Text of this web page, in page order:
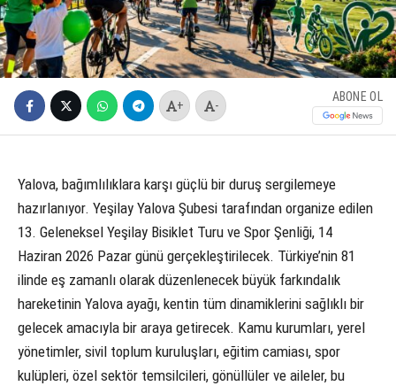
+ -
ABONE OL
Yalova, bağımlılıklara karşı güçlü bir duruş sergilemeye
hazırlanıyor. Yeşilay Yalova Şubesi tarafından organize edilen
13. Geleneksel Yeşilay Bisiklet Turu ve Spor Şenliği, 14
Haziran 2026 Pazar günü gerçekleştirilecek. Türkiye’nin 81
ilinde eş zamanlı olarak düzenlenecek büyük farkındalık
hareketinin Yalova ayağı, kentin tüm dinamiklerini sağlıklı bir
gelecek amacıyla bir araya getirecek. Kamu kurumları, yerel
yönetimler, sivil toplum kuruluşları, eğitim camiası, spor
kulüpleri, özel sektör temsilcileri, gönüllüler ve aileler, bu